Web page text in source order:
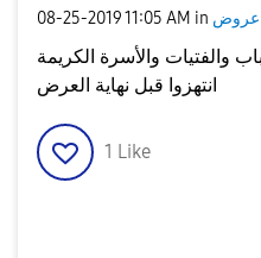
‎08-25-201911:05 AM in عروض
والفتيات والأسرة الكريمة
انتهزوا قبل نهاية العرض
1 Like